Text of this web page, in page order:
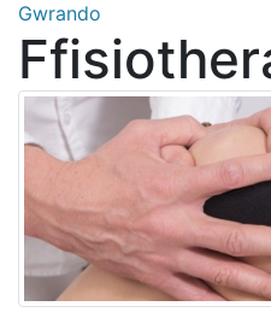
Gwrando